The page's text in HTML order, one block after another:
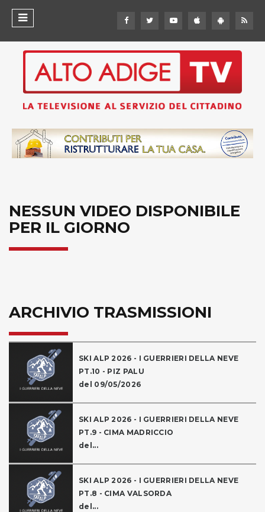
NESSUN VIDEO DISPONIBILE
PER IL GIORNO
ARCHIVIO TRASMISSIONI
SKI ALP 2026 - I GUERRIERI DELLA NEVE
PT.10 - PIZ PALU
del 09/05/2026
SKI ALP 2026 - I GUERRIERI DELLA NEVE
PT.9 - CIMA MADRICCIO
del...
SKI ALP 2026 - I GUERRIERI DELLA NEVE
PT.8 - CIMA VALSORDA
del...